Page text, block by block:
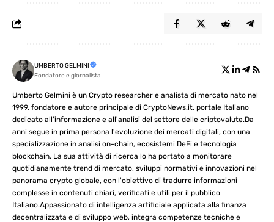
UMBERTO GELMINI
Fondatore e giornalista
Umberto Gelmini è un Crypto researcher e analista di mercato nato nel
1999, fondatore e autore principale di CryptoNews.it, portale Italiano
dedicato all'informazione e all'analisi del settore delle criptovalute.Da
anni segue in prima persona l'evoluzione dei mercati digitali, con una
specializzazione in analisi on-chain, ecosistemi DeFi e tecnologia
blockchain. La sua attività di ricerca lo ha portato a monitorare
quotidianamente trend di mercato, sviluppi normativi e innovazioni nel
panorama crypto globale, con l'obiettivo di tradurre informazioni
complesse in contenuti chiari, verificati e utili per il pubblico
Italiano.Appassionato di intelligenza artificiale applicata alla finanza
decentralizzata e di sviluppo web, integra competenze tecniche e